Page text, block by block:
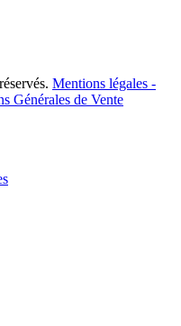
Mentions légales -
Générales de Vente